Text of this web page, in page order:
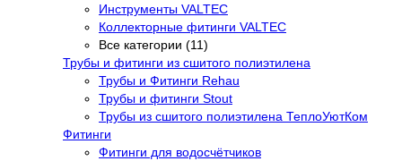
Инструменты VALTEC
Коллекторные фитинги VALTEC
Все категории (11)
Трубы и фитинги из сшитого полиэтилена
Трубы и Фитинги Rehau
Трубы и фитинги Stout
Трубы из сшитого полиэтилена ТеплоУютКом
Фитинги
Фитинги для водосчётчиков